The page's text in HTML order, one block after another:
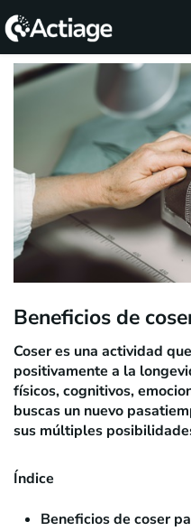
SHOP
TRATAMIENTOS
CONSULTA
CONOCE
ACTIAGE
RECURSOS
Beneficios de
Coser es una actividad
positivamente a la
físicos, cognitivos,
buscas un nuevo
sus múltiples
Índice
Beneficios de coser